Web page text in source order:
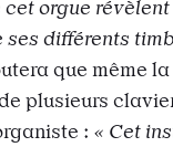
orgue
différents
que même
plusieurs
: « Cet